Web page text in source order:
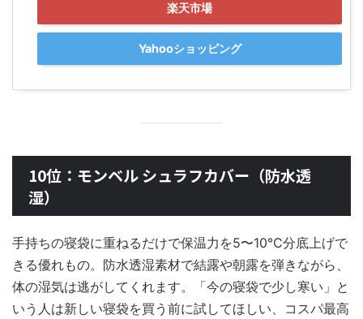
楽天市場
Yahooショッピング
10位：モンベル シュラフカバー（防水透
湿）
手持ちの寝袋に重ねるだけで保温力を5〜10℃分底上げで
きる優れもの。防水透湿素材で結露や朝露を弾きながら、
体の湿気は逃がしてくれます。「今の寝袋で少し寒い」と
いう人は新しい寝袋を買う前に試してほしい、コスパ最高